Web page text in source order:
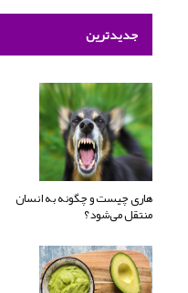
جدیدترین
هاری چیست و چگونه به انسان
منتقل می‌شود؟